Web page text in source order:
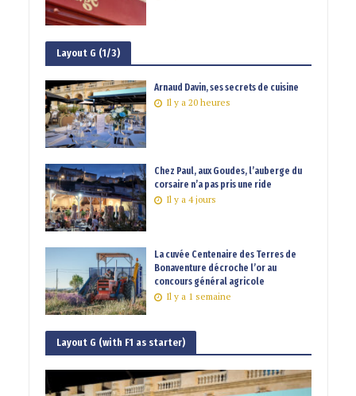
Layout G (1/3)
Arnaud Davin, ses secrets de cuisine
Il y a 20 heures
Chez Paul, aux Goudes, l’auberge du
corsaire n’a pas pris une ride
Il y a 4 jours
La cuvée Centenaire des Terres de
Bonaventure décroche l’or au
concours général agricole
Il y a 1 semaine
Layout G (with F1 as starter)